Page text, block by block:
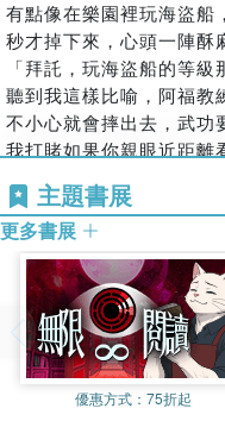
12. 閃電的突破
13. 馬術檢定
14. 校外參觀
15. 我與閃電的英雄旅程
16. 全中運
17. 園遊會
有點像在樂園裡玩海盜船
秒才掉下來，心頭一陣酥
「拜託，玩海盜船的等
聽到我這樣比喻，阿福教
不小心就會摔出去，武功
我打賭如果你親眼近距離
一步都會發出一記又重又
的壓力鍋洩閥一樣嚇人。
的馬仍會心生敬畏。
至於真正騎在馬背上，
百五十公分以下的侷限
遼闊，再加上馬背上的
機拍出來的晃動不安。
三年前那一天，當時我
主題書展
更多書展
優惠方式： 75折起